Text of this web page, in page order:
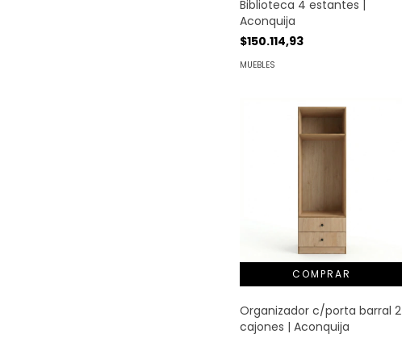
Biblioteca 4 estantes |
Aconquija
$150.114,93
MUEBLES
Organizador c/porta barral 2
cajones | Aconquija